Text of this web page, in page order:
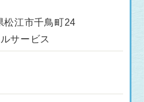
江市千鳥町24
サービス